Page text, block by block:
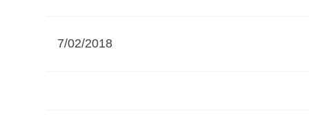
7/02/2018